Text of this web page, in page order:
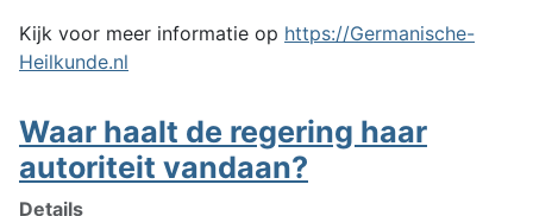
Kijk voor meer informatie op https://Germanische-
Heilkunde.nl
Waar haalt de regering haar
autoriteit vandaan?
Details